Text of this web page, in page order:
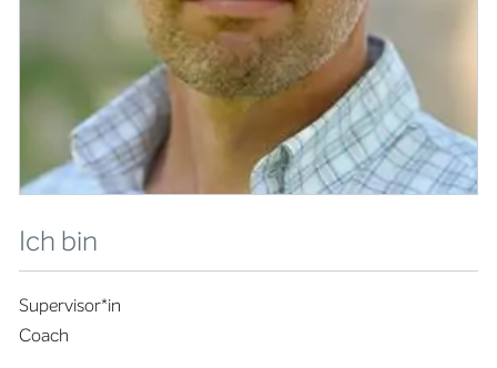
Ich bin
Supervisor*in
Coach